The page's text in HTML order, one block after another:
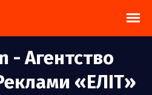
- Агентство
«ЕЛІТ»